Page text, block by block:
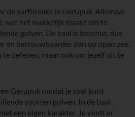
de surfbreaks in Gerupuk. Allemaal
wat het makkelijk maakt om te
golven. De baai is beschut, dus
en betrouwbaarder dan op open zee.
oefenen, maar ook om jezelf uit te
Gerupuk omdat je snel kunt
soorten golven. In de baai
een eigen karakter. Je vindt er